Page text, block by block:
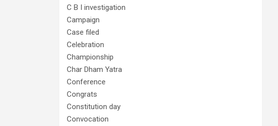
C B I investigation
Campaign
Case filed
Celebration
Championship
Char Dham Yatra
Conference
Congrats
Constitution day
Convocation